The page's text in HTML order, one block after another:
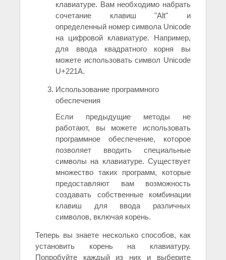
клавиатуре. Вам необходимо набрать
сочетание клавиш "Alt" и
определенный номер символа Unicode
на цифровой клавиатуре. Например,
для ввода квадратного корня вы
можете использовать символ Unicode
U+221A.
Использование программного
обеспечения
Если предыдущие методы не
работают, вы можете использовать
программное обеспечение, которое
позволяет вводить специальные
символы на клавиатуре. Существует
множество таких программ, которые
предоставляют вам возможность
создавать собственные комбинации
клавиш для ввода различных
символов, включая корень.
Теперь вы знаете несколько способов, как
установить корень на клавиатуру.
Попробуйте каждый из них и выберите